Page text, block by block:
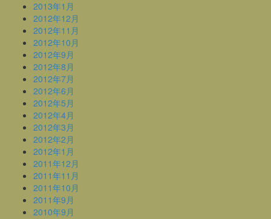
2013年1月
2012年12月
2012年11月
2012年10月
2012年9月
2012年8月
2012年7月
2012年6月
2012年5月
2012年4月
2012年3月
2012年2月
2012年1月
2011年12月
2011年11月
2011年10月
2011年9月
2010年9月